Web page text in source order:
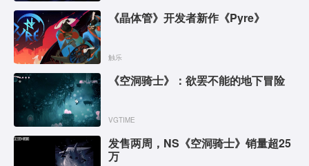
《晶体管》开发者新作《Pyre》
触乐
《空洞骑士》：欲罢不能的地下冒险
VGTIME
发售两周，NS《空洞骑士》销量超25
万